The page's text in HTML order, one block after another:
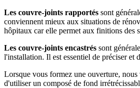
Les couvre-joints rapportés sont
conviennent mieux aux situations de
hôpitaux car elle permet aux finitions des
Les couvre-joints encastrés sont
l'installation. Il est essentiel de préciser et
Lorsque vous formez une ouverture,
d'utiliser un composé de fond